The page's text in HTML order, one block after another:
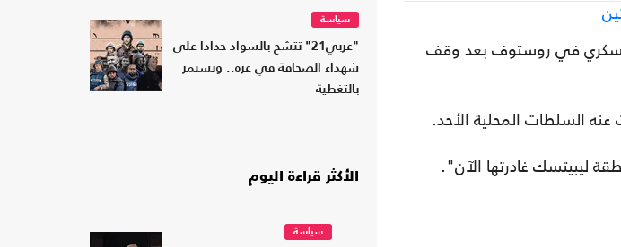
في روستوف بعد وقف
السلطات المحلية الأحد.
ليبيتسك غادرتها الآن".
سياسة
"عربي21" تتشح بالسواد حدادا على
شهداء الصحافة في غزة.. وتستمر
بالتغطية
الأكثر قراءة اليوم
سياسة